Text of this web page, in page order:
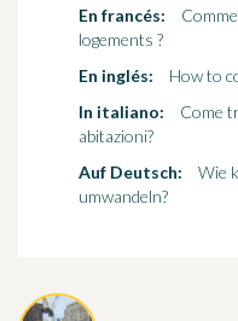
En francés:
logements ?
En inglés:
How to
In italiano:
Come
abitazioni?
Auf Deutsch:
Wie
umwandeln?